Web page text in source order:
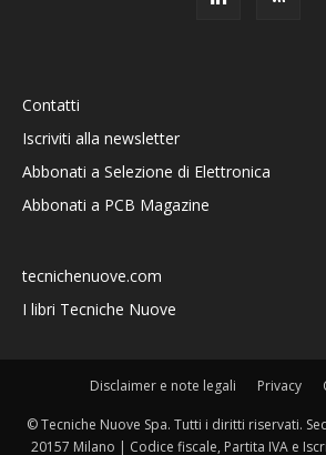
Contatti
Iscriviti alla newsletter
Abbonati a Selezione di Elettronica
Abbonati a PCB Magazine
tecnichenuove.com
I libri Tecniche Nuove
Disclaimer e note legali Privacy
© Tecniche Nuove Spa. Tutti i diritti riservati.
20157 Milano | Codice fiscale, Partita IVA e